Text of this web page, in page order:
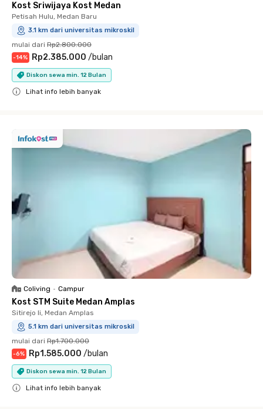
Kost Sriwijaya Kost Medan
Petisah Hulu, Medan Baru
3.1 km dari universitas mikroskil
mulai dari Rp2.800.000
-14% Rp2.385.000 /bulan
Diskon sewa min. 12 Bulan
Lihat info lebih banyak
Coliving • Campur
Kost STM Suite Medan Amplas
Sitirejo Ii, Medan Amplas
5.1 km dari universitas mikroskil
mulai dari Rp1.700.000
-6% Rp1.585.000 /bulan
Diskon sewa min. 12 Bulan
Lihat info lebih banyak